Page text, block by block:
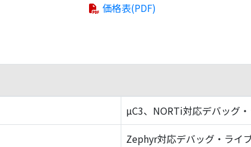
価格表(PDF)
µC3、NORTi対応デバッグ
Zephyr対応デバッグ・ライ